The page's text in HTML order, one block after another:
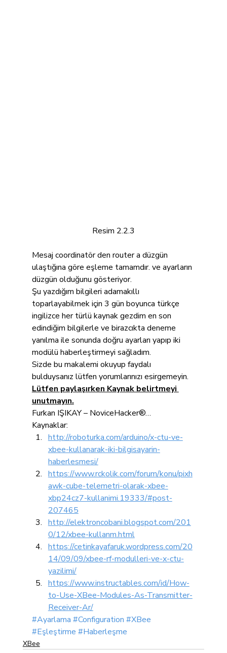
Resim 2.2.3
Mesaj coordinatör den router a düzgün
ulaştığına göre eşleme tamamdır. ve ayarların
düzgün olduğunu gösteriyor.
Şu yazdığım bilgileri adamakıllı
toparlayabilmek için 3 gün boyunca türkçe
ingilizce her türlü kaynak gezdim en son
edindiğim bilgilerle ve birazcıkta deneme
yanılma ile sonunda doğru ayarları yapıp iki
modülü haberleştirmeyi sağladım.
Sizde bu makalemi okuyup faydalı
bulduysanız lütfen yorumlarınızı esirgemeyin.
Lütfen paylaşırken Kaynak belirtmeyi
unutmayın.
Furkan IŞIKAY – NoviceHacker®…
Kaynaklar:
http://roboturka.com/arduino/x-ctu-ve-
xbee-kullanarak-iki-bilgisayarin-
haberlesmesi/
https://www.rckolik.com/forum/konu/pixh
awk-cube-telemetri-olarak-xbee-
xbp24cz7-kullanimi.19333/#post-
207465
http://elektroncobani.blogspot.com/201
0/12/xbee-kullanm.html
https://cetinkayafaruk.wordpress.com/20
14/09/09/xbee-rf-modulleri-ve-x-ctu-
yazilimi/
https://www.instructables.com/id/How-
to-Use-XBee-Modules-As-Transmitter-
Receiver-Ar/
#Ayarlama #Configuration #XBee
#Eşleştirme #Haberleşme
XBee